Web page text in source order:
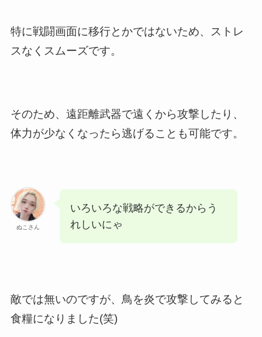
特に戦闘画面に移行とかではないため、ストレ
スなくスムーズです。
そのため、遠距離武器で遠くから攻撃したり、
体力が少なくなったら逃げることも可能です。
ぬこさん
いろいろな戦略ができるからう
れしいにゃ
敵では無いのですが、鳥を炎で攻撃してみると
食糧になりました(笑)